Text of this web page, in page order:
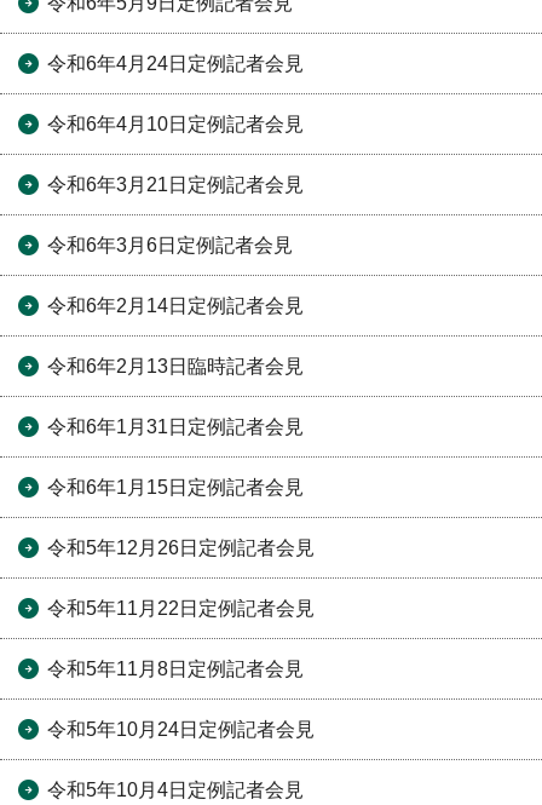
令和6年4月24日定例記者会見
令和6年4月10日定例記者会見
令和6年3月21日定例記者会見
令和6年3月6日定例記者会見
令和6年2月14日定例記者会見
令和6年2月13日臨時記者会見
令和6年1月31日定例記者会見
令和6年1月15日定例記者会見
令和5年12月26日定例記者会見
令和5年11月22日定例記者会見
令和5年11月8日定例記者会見
令和5年10月24日定例記者会見
令和5年10月4日定例記者会見